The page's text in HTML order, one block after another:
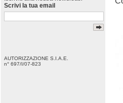
Scrivi la tua email
AUTORIZZAZIONE S.I.A.E.
n° 697/I/07-823